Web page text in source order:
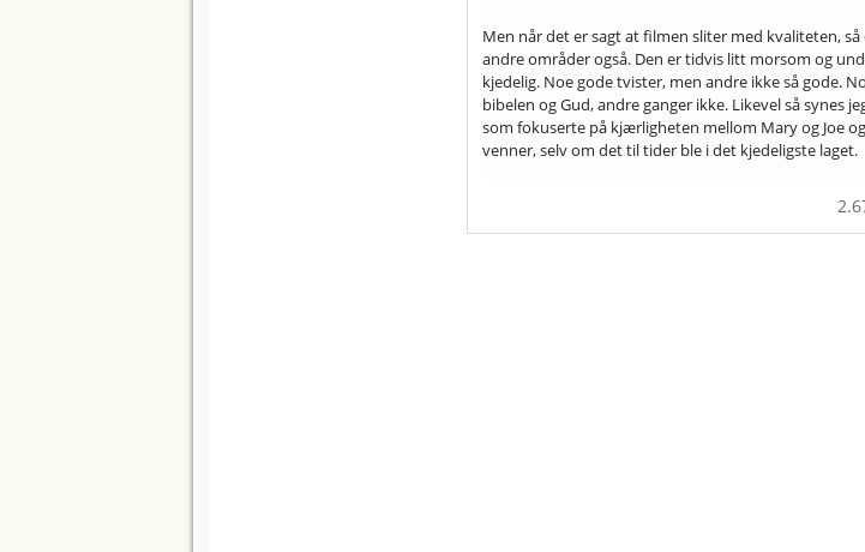
Men når det er sagt at filmen sliter med kvaliteten,
andre områder også. Den er tidvis litt morsom og
kjedelig. Noe gode tvister, men andre ikke så gode.
bibelen og Gud, andre ganger ikke. Likevel så synes
som fokuserte på kjærligheten mellom Mary og Joe
venner, selv om det til tider ble i det kjedeligste laget.